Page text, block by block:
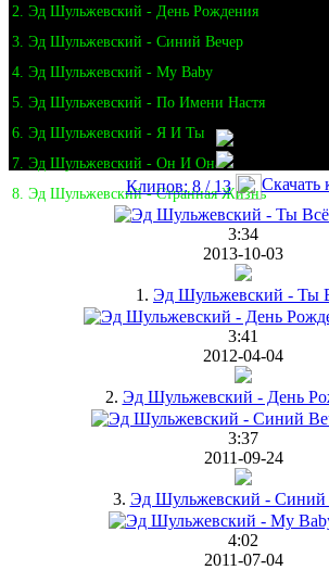
2. Эд Шульжевский - День Рождения
3. Эд Шульжевский - Синий Вечер
4. Эд Шульжевский - My Baby
5. Эд Шульжевский - По Имени Настя
6. Эд Шульжевский - Я И Ты
7. Эд Шульжевский - Он И Она
8. Эд Шульжевский - Странная Жизнь
Клипов: 8 / 13 Скачать
3:34
2013-10-03
1. Эд Шульжевский - Ты
3:41
2012-04-04
2. Эд Шульжевский - День
3:37
2011-09-24
3. Эд Шульжевский - Синий
4:02
2011-07-04